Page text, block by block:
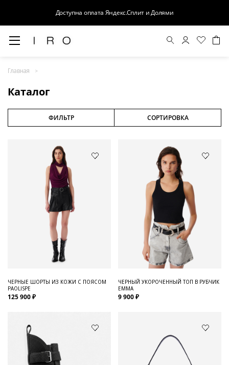
Доступна оплата Яндекс.Сплит и Долями
Главная
Каталог
Обувь и Аксессуары
Распродажа
ФИЛЬТР СОРТИРОВКА
ЧЕРНЫЕ ШОРТЫ ИЗ КОЖИ С ПОЯСОМ
PAOLISPE
125 900 ₽
ЧЕРНЫЙ УКОРОЧЕННЫЙ ТОП В РУБЧИК
EMMA
9 900 ₽